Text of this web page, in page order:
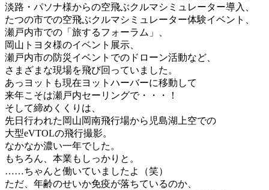
淡路・パソナ様からの空飛ぶクルマシミュレーター導入、
たつの市での空飛ぶクルマシミュレーター体験イベント、
瀬戸内市での「旅するフォーラム」、
岡山トヨタ様のイベント展示、
瀬戸内市の防災イベントでのドローン活動など、
さまざまな現場を飛び回っていました。
あっヨットも現在ヨットハーバーに移動して
来年こそは瀬戸内セーリングで・・・！
そして締めくくりは、
先日行われた岡山岡南飛行場から児島湖上空での
大型eVTOLの飛行撮影。
なかなか濃い一年でした。
もちろん、本業もしっかりと。
……ちゃんと働いていましたよ（笑）
ただ、年齢のせいか免疫が落ちているのか、